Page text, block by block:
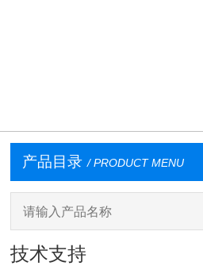
产品目录 / PRODUCT MENU
技术支持